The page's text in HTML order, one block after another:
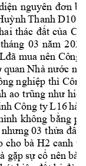
nguyên đơn
Thanh D10
thác đất của
tháng 03 năm 2
ã mua nên Công
quan Nhà nước
nghiệp thì Côn
ao trũng như
Công ty L16
không bằng
03 thửa đất
cho bà H2 canh
gặp sự cố nên bà